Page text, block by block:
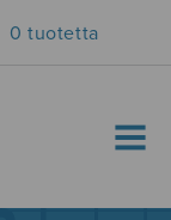
0 tuotetta
MENU